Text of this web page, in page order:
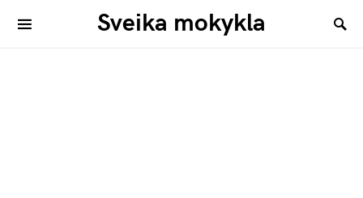
Sveika mokykla